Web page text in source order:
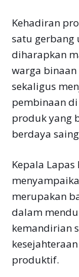
Kehadiran
satu gerbang
diharapkan
warga
sekaligus
pembinaan
produk yang
berdaya
Kepala Lapas
merupakan
dalam
kemandirian
produktif.